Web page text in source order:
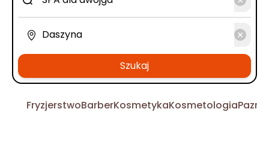
Szukaj
FryzjerstwoBarberKosmetykaKosmetologia